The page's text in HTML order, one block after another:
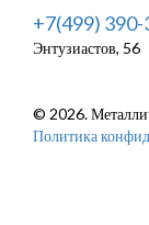
+7(499)
Энтузиастов, 56
© 2026.
Политика